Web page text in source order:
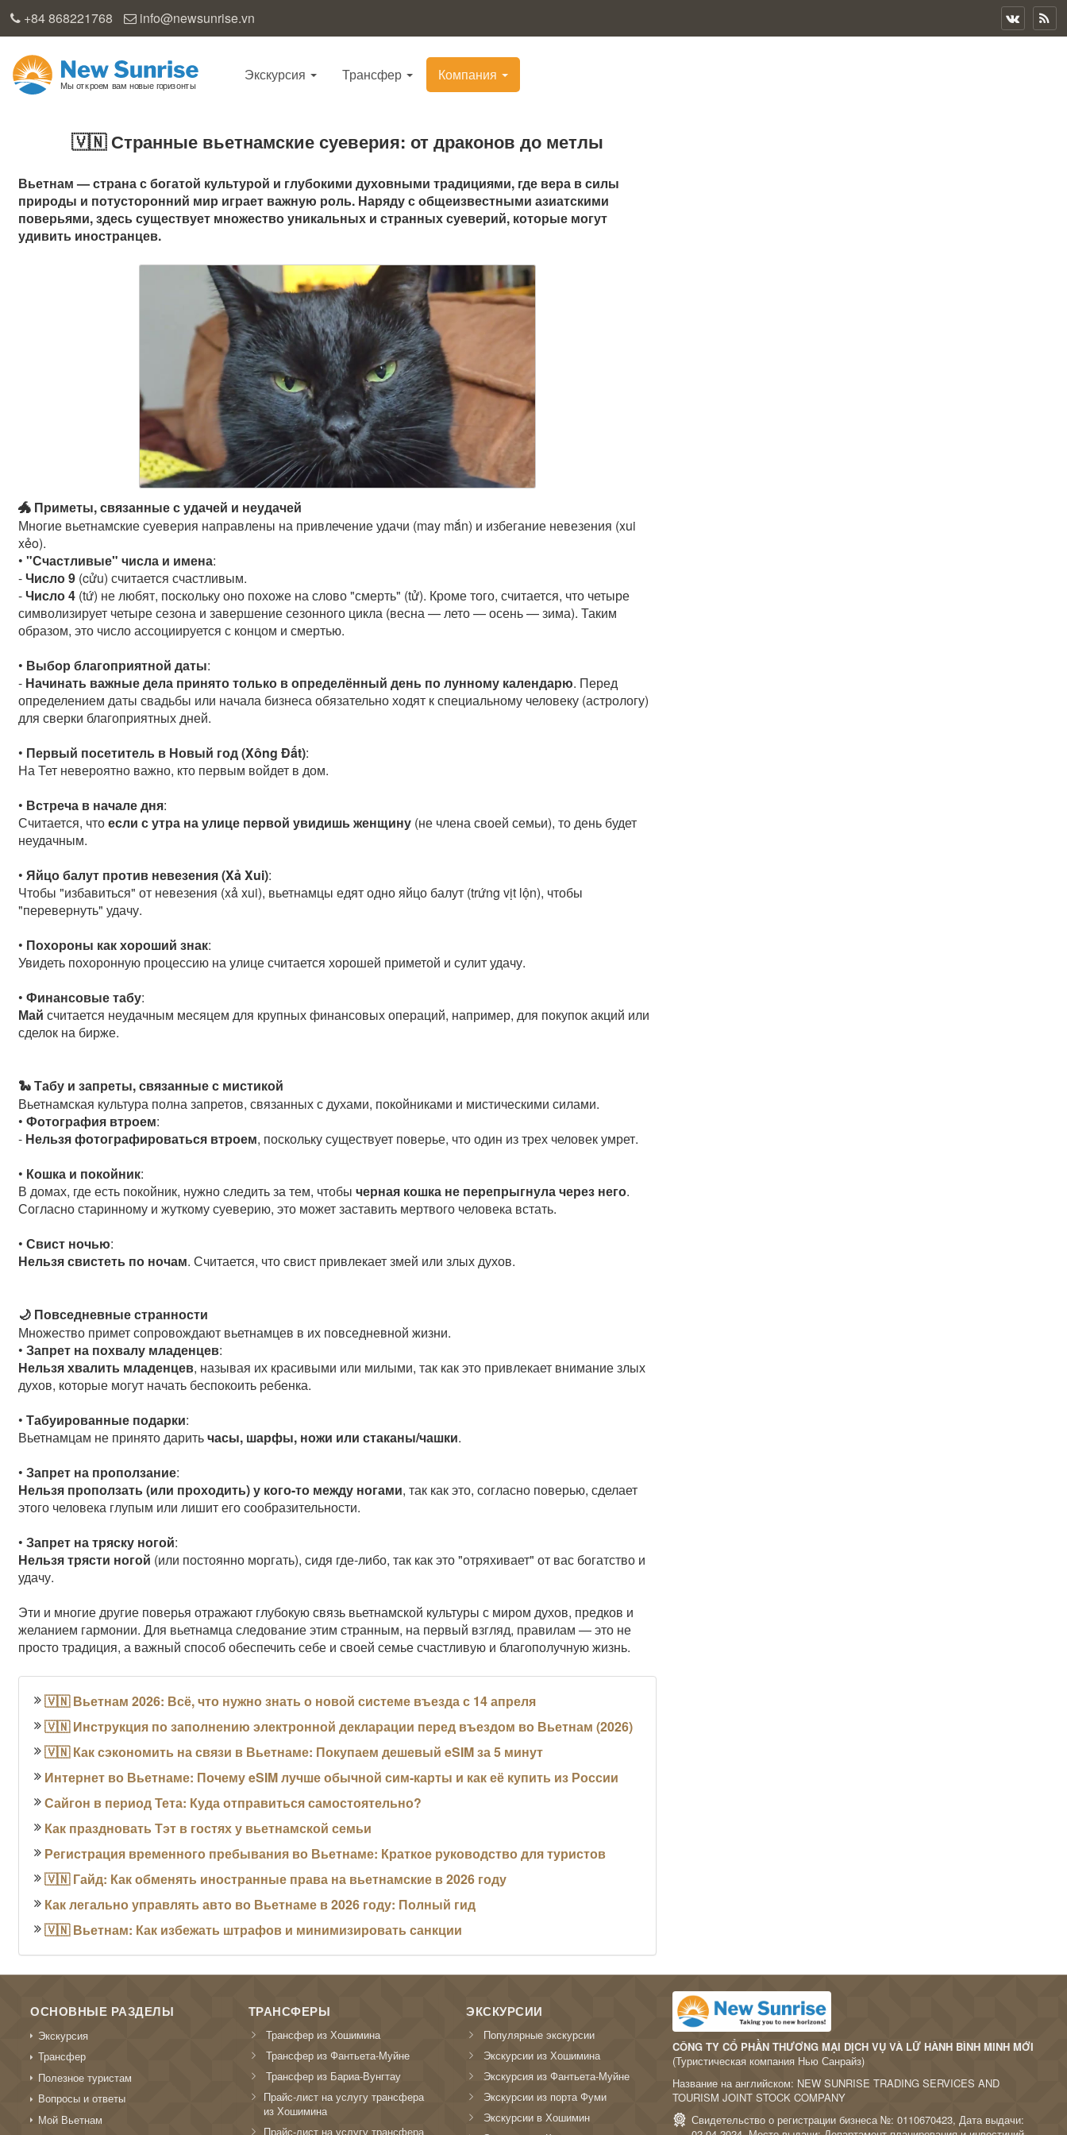
+84 868221768 info@newsunrise.vn
Экскурсия Трансфер Компания
🇻🇳 Странные вьетнамские суеверия: от драконов до метлы
Вьетнам — страна с богатой культурой и глубокими духовными традициями, где вера в силы
природы и потусторонний мир играет важную роль. Наряду с общеизвестными азиатскими
поверьями, здесь существует множество уникальных и странных суеверий, которые могут
удивить иностранцев.
🐲 Приметы, связанные с удачей и неудачей
Многие вьетнамские суеверия направлены на привлечение удачи (may mắn) и избегание невезения (xui
xẻo).
•"Счастливые" числа и имена:
-Число 9 (cửu) считается счастливым.
-Число 4 (tứ) не любят, поскольку оно похоже на слово "смерть" (tử). Кроме того, считается, что четыре
символизирует четыре сезона и завершение сезонного цикла (весна — лето — осень — зима). Таким
образом, это число ассоциируется с концом и смертью.
• Выбор благоприятной даты:
- Начинать важные дела принято только в определённый день по лунному календарю. Перед
определением даты свадьбы или начала бизнеса обязательно ходят к специальному человеку (астрологу)
для сверки благоприятных дней.
• Первый посетитель в Новый год (Xông Đất):
На Тет невероятно важно, кто первым войдет в дом.
• Встреча в начале дня:
Считается, чтоесли с утра на улице первой увидишь женщину (не члена своей семьи), то день будет
неудачным.
•Яйцо балут против невезения (Xả Xui):
Чтобы "избавиться" от невезения (xả xui), вьетнамцы едят одно яйцо балут (trứng vịt lộn), чтобы
"перевернуть" удачу.
• Похороны как хороший знак:
Увидеть похоронную процессию на улице считается хорошей приметой и сулит удачу.
•Финансовые табу:
Майсчитается неудачным месяцем для крупных финансовых операций, например, для покупок акций или
сделок на бирже.
🐍 Табу и запреты, связанные с мистикой
Вьетнамская культура полна запретов, связанных с духами, покойниками и мистическими силами.
•Фотография втроем:
- Нельзя фотографироваться втроем, поскольку существует поверье, что один из трех человек умрет.
• Кошка и покойник:
В домах, где есть покойник, нужно следить за тем, чтобычерная кошка не перепрыгнула через него.
Согласно старинному и жуткому суеверию, это может заставить мертвого человека встать.
•Свист ночью:
Нельзя свистеть по ночам. Считается, что свист привлекает змей или злых духов.
🌙 Повседневные странности
Множество примет сопровождают вьетнамцев в их повседневной жизни.
•Запрет на похвалу младенцев:
Нельзя хвалить младенцев, называя их красивыми или милыми, так как это привлекает внимание злых
духов, которые могут начать беспокоить ребенка.
•Табуированные подарки:
Вьетнамцам не принято даритьчасы, шарфы, ножи или стаканы/чашки.
•Запрет на проползание:
Нельзя проползать (или проходить) у кого-то между ногами, так как это, согласно поверью, сделает
этого человека глупым или лишит его сообразительности.
•Запрет на тряску ногой:
Нельзя трясти ногой (или постоянно моргать), сидя где-либо, так как это "отряхивает" от вас богатство и
удачу.
Эти и многие другие поверья отражают глубокую связь вьетнамской культуры с миром духов, предков и
желанием гармонии. Для вьетнамца следование этим странным, на первый взгляд, правилам — это не
просто традиция, а важный способ обеспечить себе и своей семье счастливую и благополучную жизнь.
🇻🇳 Вьетнам 2026: Всё, что нужно знать о новой системе въезда с 14 апреля
🇻🇳 Инструкция по заполнению электронной декларации перед въездом во Вьетнам (2026)
🇻🇳 Как сэкономить на связи в Вьетнаме: Покупаем дешевый eSIM за 5 минут
Интернет во Вьетнаме: Почему eSIM лучше обычной сим-карты и как её купить из России
Сайгон в период Тета: Куда отправиться самостоятельно?
Как праздновать Тэт в гостях у вьетнамской семьи
Регистрация временного пребывания во Вьетнаме: Краткое руководство для туристов
🇻🇳 Гайд: Как обменять иностранные права на вьетнамские в 2026 году
Как легально управлять авто во Вьетнаме в 2026 году: Полный гид
🇻🇳 Вьетнам: Как избежать штрафов и минимизировать санкции
ОСНОВНЫЕ РАЗДЕЛЫ
Экскурсия
Трансфер
Полезное туристам
Вопросы и ответы
Мой Вьетнам
ТРАНСФЕРЫ
Трансфер из Хошимина
Трансфер из Фантьета-Муйне
Трансфер из Бариа-Вунгтау
Прайс-лист на услугу трансфера
из Хошимина
Прайс-лист на услугу трансфера
ЭКСКУРСИИ
Популярные экскурсии
Экскурсии из Хошимина
Экскурсия из Фантьета-Муйне
Экскурсии из порта Фуми
Экскурсии в Хошимин
CÔNG TY CỔ PHẦN THƯƠNG MẠI DỊCH VỤ VÀ LỮ HÀNH BÌNH MINH MỚI
(Туристическая компания Нью Санрайз)
Название на английском: NEW SUNRISE TRADING SERVICES AND
TOURISM JOINT STOCK COMPANY
Свидетельство о регистрации бизнеса №: 0110670423, Дата выдачи: